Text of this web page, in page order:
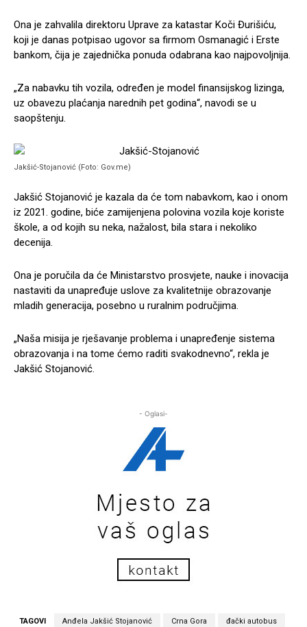
Ona je zahvalila direktoru Uprave za katastar Koči Đurišiću,
koji je danas potpisao ugovor sa firmom Osmanagić i Erste
bankom, čija je zajednička ponuda odabrana kao najpovoljnija.
„Za nabavku tih vozila, određen je model finansijskog lizinga,
uz obavezu plaćanja narednih pet godina“, navodi se u
saopštenju.
Jakšić-Stojanović (Foto: Gov.me)
Jakšić Stojanović je kazala da će tom nabavkom, kao i onom
iz 2021. godine, biće zamijenjena polovina vozila koje koriste
škole, a od kojih su neka, nažalost, bila stara i nekoliko
decenija.
Ona je poručila da će Ministarstvo prosvjete, nauke i inovacija
nastaviti da unapređuje uslove za kvalitetnije obrazovanje
mladih generacija, posebno u ruralnim područjima.
„Naša misija je rješavanje problema i unapređenje sistema
obrazovanja i na tome ćemo raditi svakodnevno“, rekla je
Jakšić Stojanović.
- Oglasi-
TAGOVI Anđela Jakšić Stojanović Crna Gora đački autobus